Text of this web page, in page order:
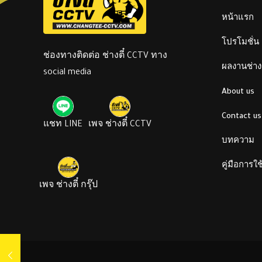
ช่องทางติดต่อ ช่างตี๋ CCTV ทาง
social media
แชท LINE เพจ ช่างตี๋ CCTV
เพจ ช่างตี๋ กรุ๊ป
หน้าแรก
โปรโมชั่น
ผลงานช่า
About us
Contact us
บทความ
คู่มือการใ